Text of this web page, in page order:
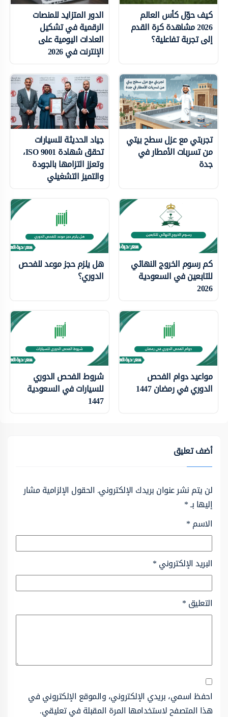
كيف حوّل كأس العالم
2026 مشاهدة كرة القدم
إلى تجربة تفاعلية؟
الدور المتزايد للمنصات
الرقمية في تشكيل
العادات اليومية على
الإنترنت في 2026
تجربتي مع عزل سطح بيتي
من تسربات الأمطار في
جدة
جياد الحديثة للسيارات
تحقق شهادة ISO 9001،
وتعزز التزامها بالجودة
والتميز التشغيلي
كم رسوم الخروج النهائي
للتابعين في السعودية
2026
هل يلزم حجز موعد للفحص
الدوري؟
مواعيد دوام الفحص
الدوري في رمضان 1447
شروط الفحص الدوري
للسيارات في السعودية
1447
أضف تعليق
لن يتم نشر عنوان بريدك الإلكتروني. الحقول الإلزامية مشار
إليها بـ*
الاسم*
البريد الإلكتروني*
التعليق*
احفظ اسمي، بريدي الإلكتروني، والموقع الإلكتروني في
هذا المتصفح لاستخدامها المرة المقبلة في تعليقي.